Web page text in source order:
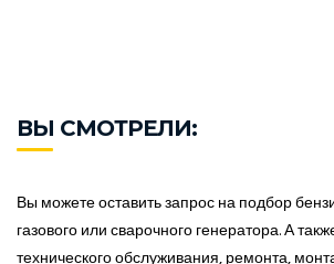
ВЫ СМОТРЕЛИ:
Вы можете оставить запрос на подбор
газового или сварочного генератора. А